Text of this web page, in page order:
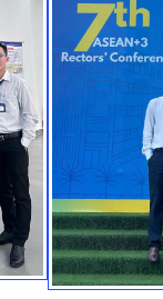
An toàn an
Thiết kế
Lập trình
Kiểm thử
Phát triển
Thiết kế
Nhiếp ảnh
Đào tạo tin
Các khóa
Các khóa